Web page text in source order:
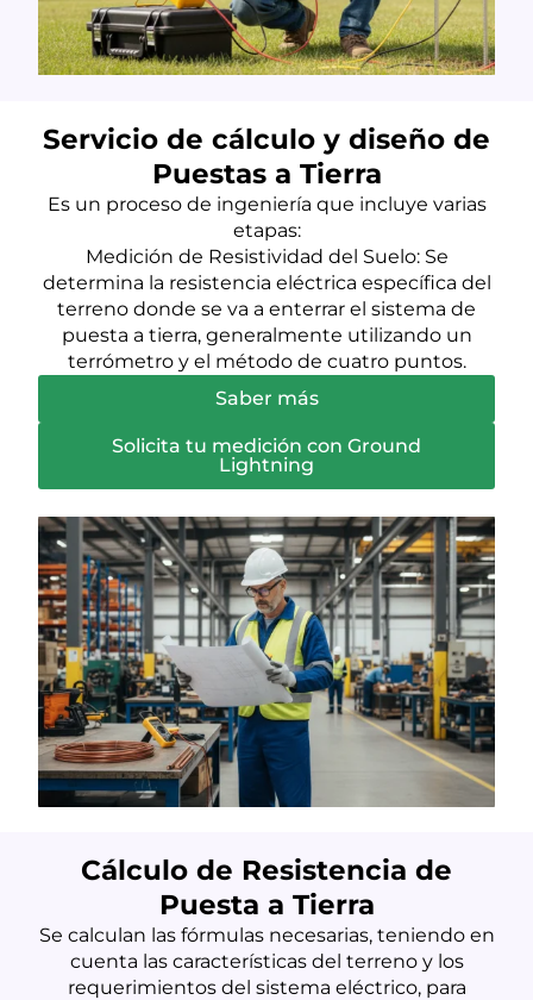
Servicio de cálculo y diseño de
Puestas a Tierra
Es un proceso de ingeniería que incluye varias
etapas:
Medición de Resistividad del Suelo: Se
determina la resistencia eléctrica específica del
terreno donde se va a enterrar el sistema de
puesta a tierra, generalmente utilizando un
terrómetro y el método de cuatro puntos.
Saber más
Solicita tu medición con Ground
Lightning
Cálculo de Resistencia de
Puesta a Tierra
Se calculan las fórmulas necesarias, teniendo en
cuenta las características del terreno y los
requerimientos del sistema eléctrico, para